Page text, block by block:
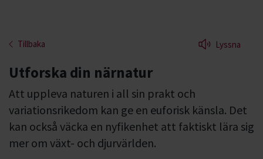
Tillbaka Lyssna
Utforska din närnatur
Att uppleva naturen i all sin prakt och
variationsrikedom kan ge en euforisk känsla. Det
kan också väcka en nyfikenhet att faktiskt lära sig
mer om växt- och djurvärlden.